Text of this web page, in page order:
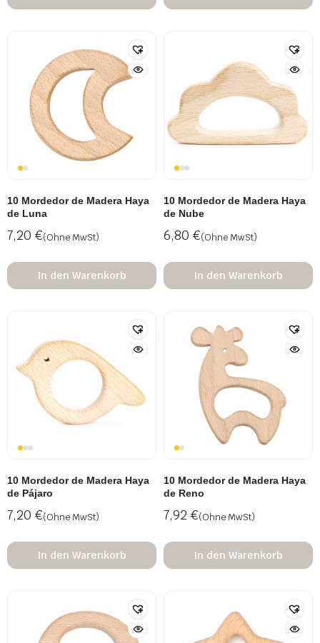
10 Mordedor de Madera Haya
de Luna
7,20 €(Ohne MwSt)
In den Warenkorb
10 Mordedor de Madera Haya
de Nube
6,80 €(Ohne MwSt)
In den Warenkorb
10 Mordedor de Madera Haya
de Pájaro
7,20 €(Ohne MwSt)
In den Warenkorb
10 Mordedor de Madera Haya
de Reno
7,92 €(Ohne MwSt)
In den Warenkorb